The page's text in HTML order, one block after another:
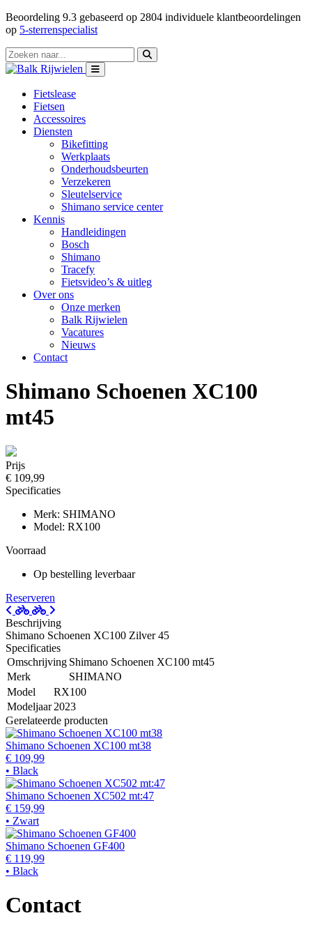
Beoordeling 9.3 gebaseerd op 2804 individuele klantbeoordelingen
op 5-sterrenspecialist
Fietslease
Fietsen
Accessoires
Diensten
Bikefitting
Werkplaats
Onderhoudsbeurten
Verzekeren
Sleutelservice
Shimano service center
Kennis
Handleidingen
Bosch
Shimano
Tracefy
Fietsvideo’s & uitleg
Over ons
Onze merken
Balk Rijwielen
Vacatures
Nieuws
Contact
Shimano Schoenen XC100
mt45
Prijs
€ 109,99
Specificaties
Merk: SHIMANO
Model: RX100
Voorraad
Op bestelling leverbaar
Reserveren
Beschrijving
Shimano Schoenen XC100 Zilver 45
Specificaties
Omschrijving Shimano Schoenen XC100 mt45
Merk
SHIMANO
Model
RX100
Modeljaar 2023
Gerelateerde producten
Shimano Schoenen XC100 mt38
€ 109,99
• Black
Shimano Schoenen XC502 mt:47
€ 159,99
• Zwart
Shimano Schoenen GF400
€ 119,99
• Black
Contact